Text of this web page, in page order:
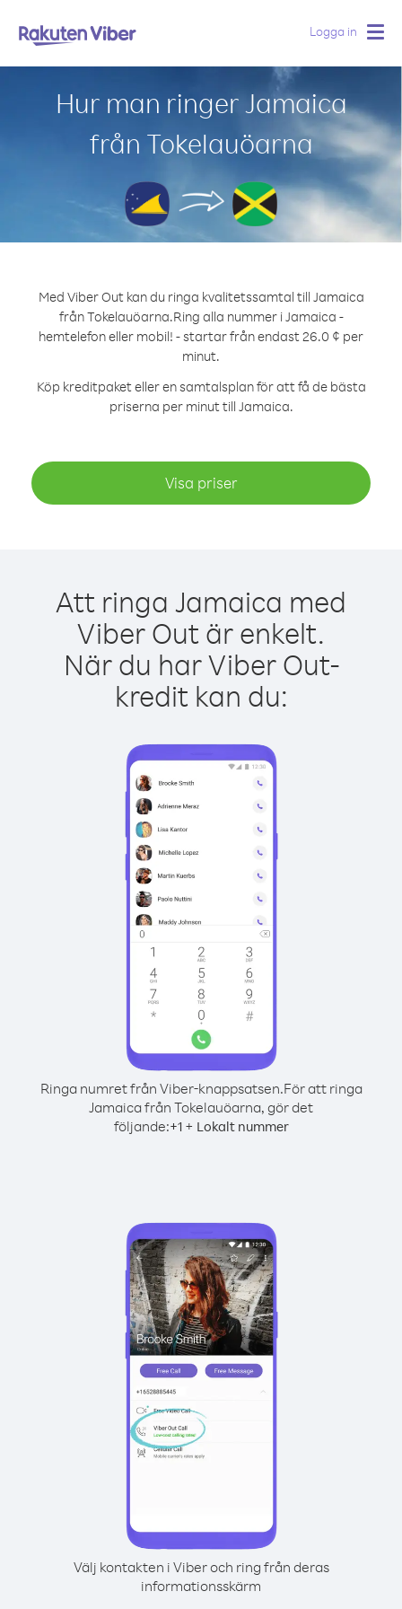
Logga in
Hur man ringer Jamaica
från Tokelauöarna
Med Viber Out kan du ringa kvalitetssamtal till Jamaica
från Tokelauöarna.Ring alla nummer i Jamaica -
hemtelefon eller mobil! - startar från endast 26.0 ¢ per
minut.
Köp kreditpaket eller en samtalsplan för att få de bästa
priserna per minut till Jamaica.
Visa priser
Att ringa Jamaica med
Viber Out är enkelt.
När du har Viber Out-
kredit kan du:
Ringa numret från Viber-knappsatsen.För att ringa
Jamaica från Tokelauöarna, gör det
följande:+1+ Lokalt nummer
Välj kontakten i Viber och ring från deras
informationsskärm